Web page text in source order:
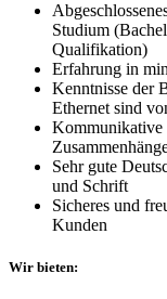
Studium
Qualifikation)
Erfahrung in
Kenntnisse der
Ethernet sind
Kommunikative
Sehr gute
und Schrift
Sicheres und
Kunden
Wir bieten: